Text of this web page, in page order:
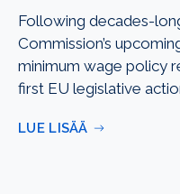
Following decades-
Commission’s
minimum wage policy
first EU legislative
LUE LISÄÄ